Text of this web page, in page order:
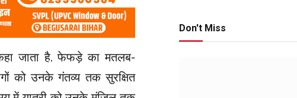
जाता है. फेफड़े का मतलब-
को उनके गंतव्य तक सुरक्षित
Don't Miss